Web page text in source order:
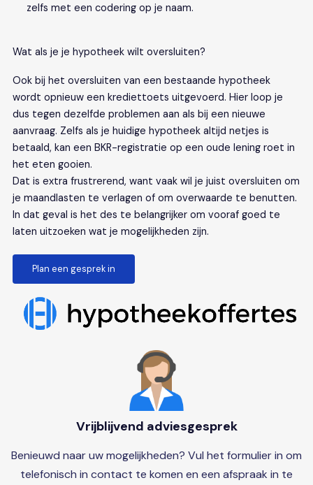
zelfs met een codering op je naam.
Wat als je je hypotheek wilt oversluiten?
Ook bij het oversluiten van een bestaande hypotheek
wordt opnieuw een krediettoets uitgevoerd. Hier loop je
dus tegen dezelfde problemen aan als bij een nieuwe
aanvraag. Zelfs als je huidige hypotheek altijd netjes is
betaald, kan een BKR-registratie op een oude lening roet in
het eten gooien.
Dat is extra frustrerend, want vaak wil je juist oversluiten om
je maandlasten te verlagen of om overwaarde te benutten.
In dat geval is het des te belangrijker om vooraf goed te
laten uitzoeken wat je mogelijkheden zijn.
Plan een gesprek in
Vrijblijvend adviesgesprek
Benieuwd naar uw mogelijkheden? Vul het formulier in om
telefonisch in contact te komen en een afspraak in te